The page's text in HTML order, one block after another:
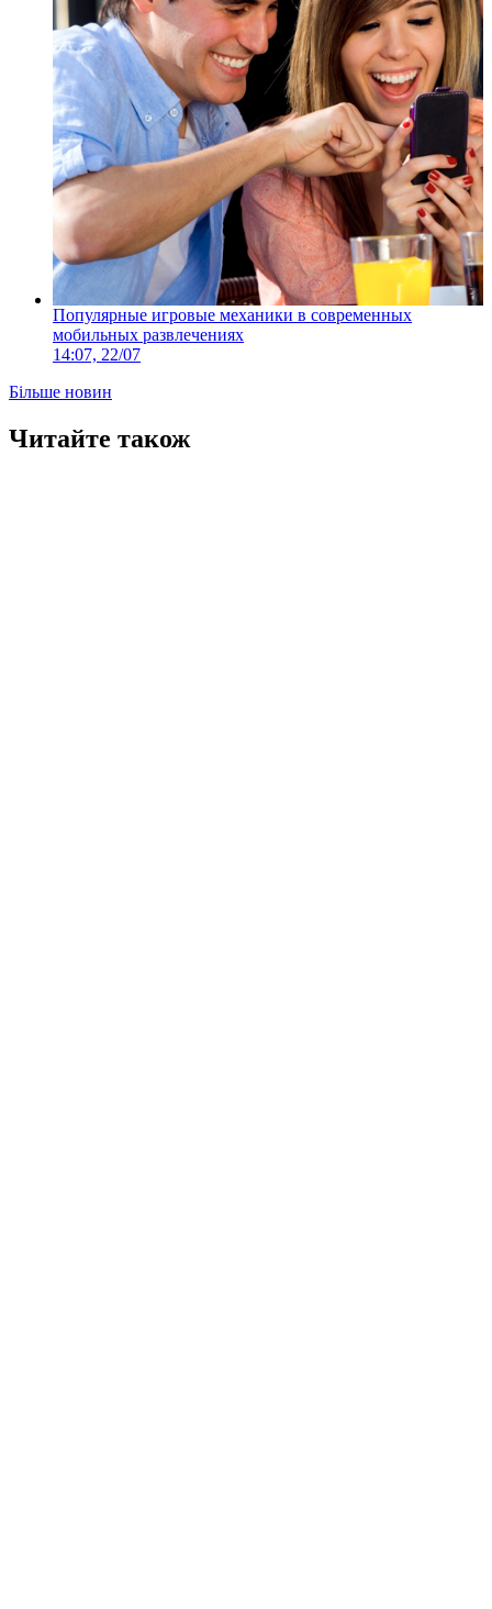
Популярные игровые механики в современных
мобильных развлечениях
14:07, 22/07
Більше новин
Читайте також